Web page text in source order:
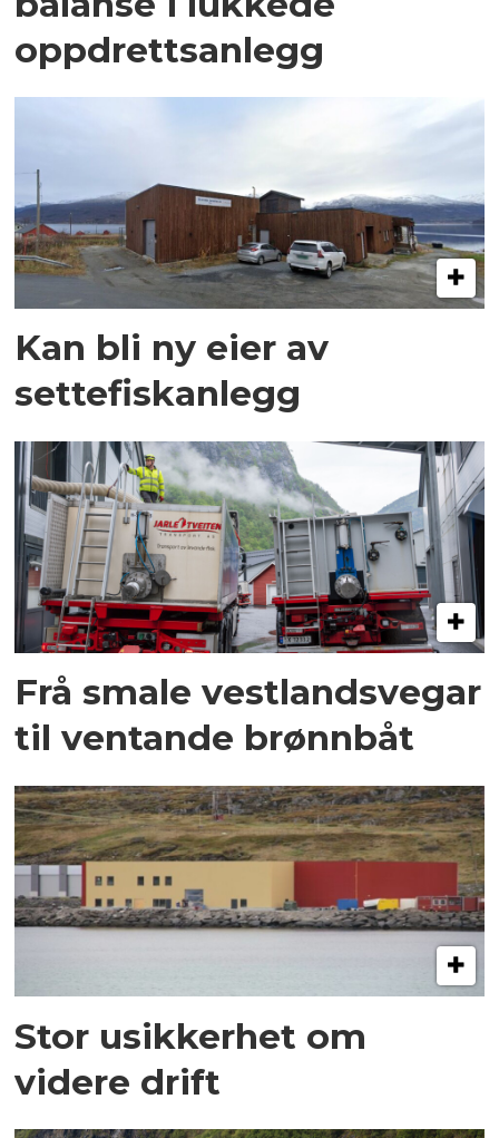
oppdrettsanlegg
Kan bli ny eier av
settefiskanlegg
Frå smale vestlandsvegar
til ventande brønnbåt
Stor usikkerhet om
videre drift